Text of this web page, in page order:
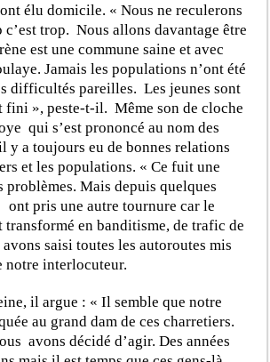
élu domicile. « Nous ne reculerons
c’est trop. Nous allons davantage être
est une commune saine et avec
Jamais les populations n’ont été
difficultés pareilles. Les jeunes sont
fini », peste-t-il. Même son de cloche
qui s’est prononcé au nom des
y a toujours eu de bonnes relations
et les populations. « Ce fuit une
problèmes. Mais depuis quelques
ont pris une autre tournure car le
transformé en banditisme, de trafic de
saisi toutes les autoroutes mis
notre interlocuteur.
il argue : « Il semble que notre
au grand dam de ces charretiers.
avons décidé d’agir. Des années